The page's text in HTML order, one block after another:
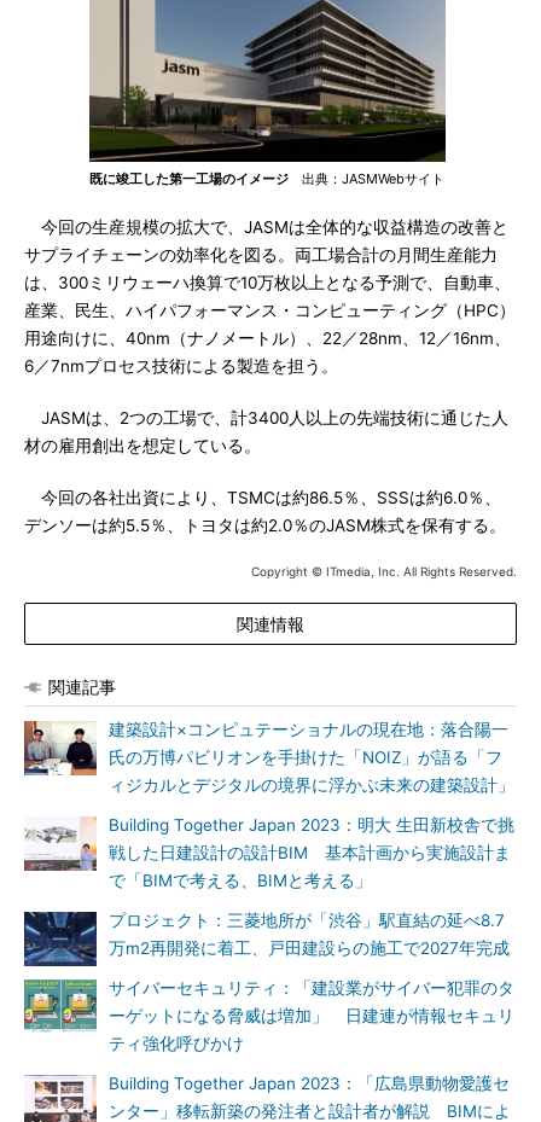
既に竣工した第一工場のイメージ 出典：JASMWebサイト
今回の生産規模の拡大で、JASMは全体的な収益構造の改善と
サプライチェーンの効率化を図る。両工場合計の月間生産能力
は、300ミリウェーハ換算で10万枚以上となる予測で、自動車、
産業、民生、ハイパフォーマンス・コンピューティング（HPC）
用途向けに、40nm（ナノメートル）、22／28nm、12／16nm、
6／7nmプロセス技術による製造を担う。
JASMは、2つの工場で、計3400人以上の先端技術に通じた人
材の雇用創出を想定している。
今回の各社出資により、TSMCは約86.5％、SSSは約6.0％、
デンソーは約5.5％、トヨタは約2.0％のJASM株式を保有する。
Copyright © ITmedia, Inc. All Rights Reserved.
関連情報
関連記事
建築設計×コンピュテーショナルの現在地：落合陽一
氏の万博パビリオンを手掛けた「NOIZ」が語る「フ
ィジカルとデジタルの境界に浮かぶ未来の建築設計」
Building Together Japan 2023：明大 生田新校舎で挑
戦した日建設計の設計BIM 基本計画から実施設計ま
で「BIMで考える、BIMと考える」
プロジェクト：三菱地所が「渋谷」駅直結の延べ8.7
万m2再開発に着工、戸田建設らの施工で2027年完成
サイバーセキュリティ：「建設業がサイバー犯罪のタ
ーゲットになる脅威は増加」 日建連が情報セキュリ
ティ強化呼びかけ
Building Together Japan 2023：「広島県動物愛護セ
ンター」移転新築の発注者と設計者が解説 BIMによ